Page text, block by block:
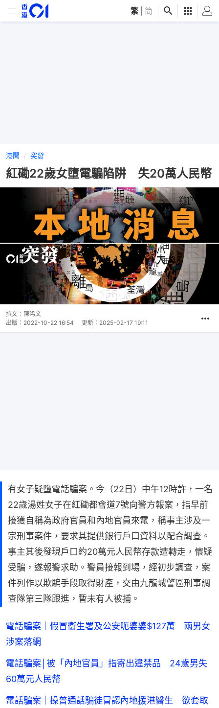
繁 简
港聞 突發
紅磡22歲女墮電騙陷阱 失20萬人民幣
撰文： 陳浠文
出版： 2022-10-22 16:54 更新： 2025-02-17 19:11
有女子疑墮電話騙案。今（22日）中午12時許，一名
22歲湯姓女子在紅磡都會道7號向警方報案，指早前
接獲自稱為政府官員和內地官員來電，稱事主涉及一
宗刑事案件，要求其提供銀行戶口資料以配合調查。
事主其後發現戶口約20萬元人民幣存款遭轉走，懷疑
受騙，遂報警求助。警員接報到場，經初步調查，案
件列作以欺騙手段取得財產，交由九龍城警區刑事調
查隊第三隊跟進，暫未有人被捕。
電話騙案｜假冒衞生署及公安呃婆婆$127萬 兩男女
涉案落網
電話騙案│被「內地官員」指寄出違禁品 24歲男失
60萬元人民幣
電話騙案｜操普通話騙徒冒認內地援港醫生 欲套取